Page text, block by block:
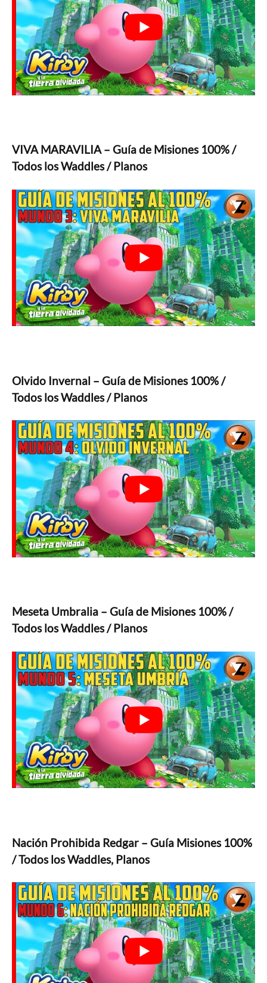
VIVA MARAVILIA – Guía de Misiones 100% /
Todos los Waddles / Planos
Olvido Invernal – Guía de Misiones 100% /
Todos los Waddles / Planos
Meseta Umbralia – Guía de Misiones 100% /
Todos los Waddles / Planos
Nación Prohibida Redgar – Guía Misiones 100%
/ Todos los Waddles, Planos